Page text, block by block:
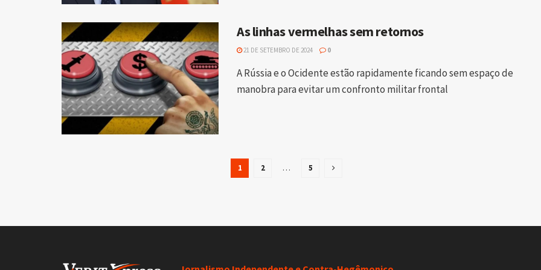
As linhas vermelhas sem retornos
21 DE SETEMBRO DE 2024 0
A Rússia e o Ocidente estão rapidamente ficando sem espaço de
manobra para evitar um confronto militar frontal
1 2 … 5